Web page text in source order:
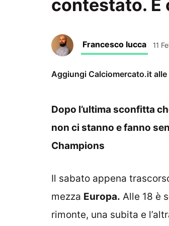
contestato. E
Francesco Iucca 11
Aggiungi Calciomercato.it
Dopo l’ultima sconfitta
non ci stanno e fanno
Champions
Il sabato appena
mezza Europa. Alle 18 è
rimonte, una subita e